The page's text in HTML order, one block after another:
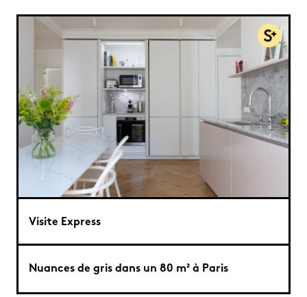
Visite Express
Nuances de gris dans un 80 m² à Paris